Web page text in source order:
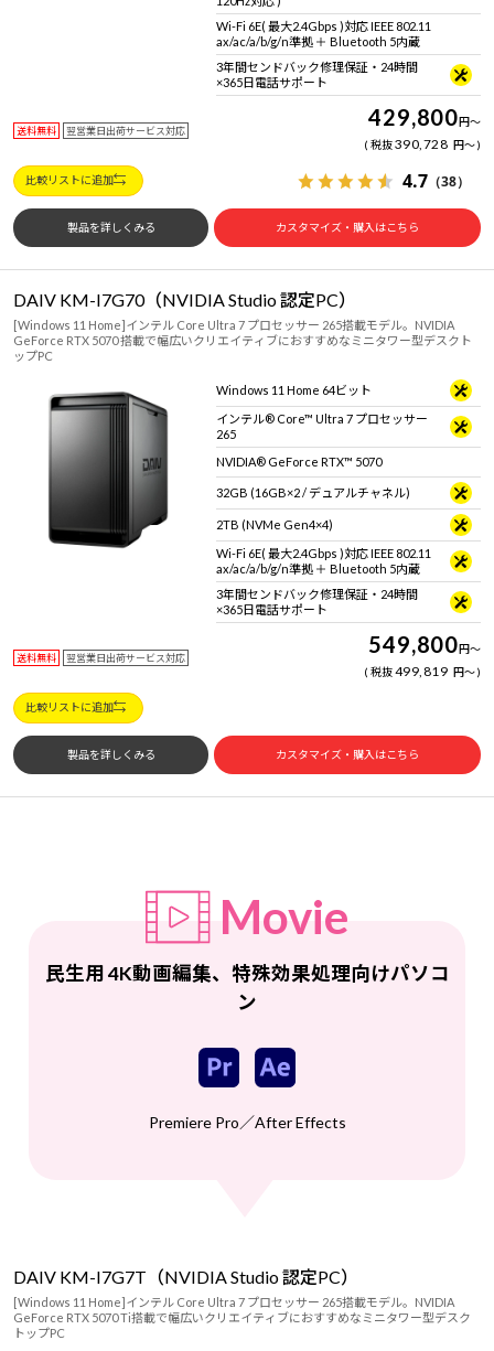
Wi-Fi 6E( 最大2.4Gbps )対応 IEEE 802.11
ax/ac/a/b/g/n準拠 ＋ Bluetooth 5内蔵
3年間センドバック修理保証・24時間
×365日電話サポート
送料無料 翌営業日出荷サービス対応 429,800円～
税抜390,728 円～
比較リストに追加 4.7 （38）
製品を詳しくみる カスタマイズ・購入はこちら
DAIV KM-I7G70（NVIDIA Studio 認定PC）
[Windows 11 Home]インテル Core Ultra 7 プロセッサー 265搭載モデル。NVIDIA
GeForce RTX 5070 搭載で幅広いクリエイティブにおすすめなミニタワー型デスクト
ップPC
Windows 11 Home 64ビット
インテル® Core™ Ultra 7 プロセッサー
265
NVIDIA® GeForce RTX™ 5070
32GB (16GB×2 / デュアルチャネル)
2TB (NVMe Gen4×4)
Wi-Fi 6E( 最大2.4Gbps )対応 IEEE 802.11
ax/ac/a/b/g/n準拠 ＋ Bluetooth 5内蔵
3年間センドバック修理保証・24時間
×365日電話サポート
送料無料 翌営業日出荷サービス対応 549,800円～
税抜499,819 円～
比較リストに追加
製品を詳しくみる カスタマイズ・購入はこちら
Movie
民生用 4K動画編集、特殊効果処理向けパソコ
ン
Premiere Pro／After Effects
DAIV KM-I7G7T（NVIDIA Studio 認定PC）
[Windows 11 Home]インテル Core Ultra 7 プロセッサー 265搭載モデル。NVIDIA
GeForce RTX 5070 Ti搭載で幅広いクリエイティブにおすすめなミニタワー型デスク
トップPC